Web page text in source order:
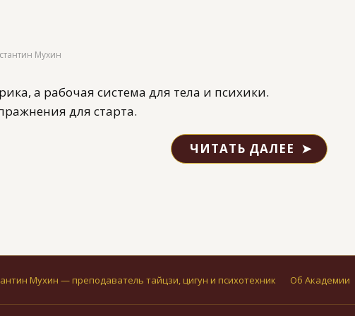
Мухин
а рабочая система для тела и психики.
для старта.
ЧИТАТЬ ДАЛЕЕ
Мухин — преподаватель тайцзи, цигун и психотехник Об Академии